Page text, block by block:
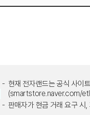
현재 전자랜드는 공식 사이
(smartstore.naver.com/
판매자가 현금 거래 요구 시,